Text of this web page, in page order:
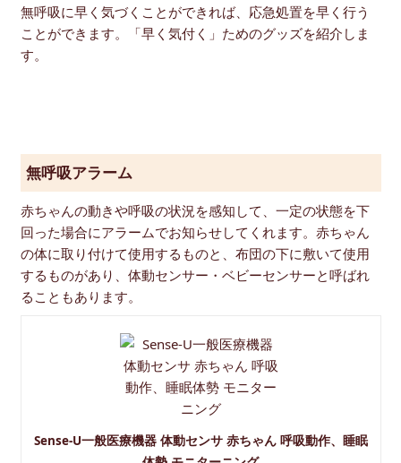
無呼吸に早く気づくことができれば、応急処置を早く行う
ことができます。「早く気付く」ためのグッズを紹介しま
す。
無呼吸アラーム
赤ちゃんの動きや呼吸の状況を感知して、一定の状態を下
回った場合にアラームでお知らせしてくれます。赤ちゃん
の体に取り付けて使用するものと、布団の下に敷いて使用
するものがあり、体動センサー・ベビーセンサーと呼ばれ
ることもあります。
Sense-U一般医療機器 体動センサ 赤ちゃん 呼吸動作、睡眠